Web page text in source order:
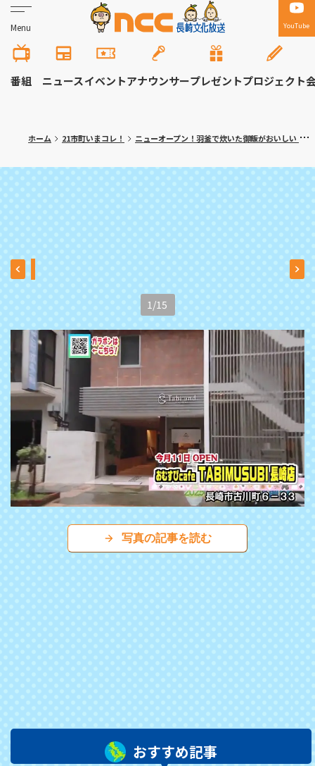
Menu YouTube
番組 ニュースイベントアナウンサープレゼントプロジェクト
ホーム 21市町いまコレ！ ニューオープン！羽釜で炊いた御飯がおいしい おにぎり専門店 長崎市「おむすびcafe TABIMUSUBI 長崎店」
1/15
写真の記事を読む
おすすめ記事